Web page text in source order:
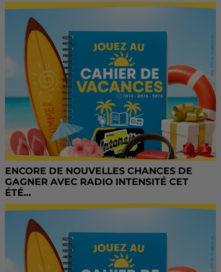
ENCORE DE NOUVELLES CHANCES DE
GAGNER AVEC RADIO INTENSITÉ CET
ÉTÉ...